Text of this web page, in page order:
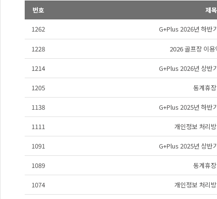
번호 제목
1262 G+Plus 2026년 하반
1228 2026 골프장 이
1214 G+Plus 2026년 상반
1205 동계휴
1138 G+Plus 2025년 하반
1111 개인정보 처리
1091 G+Plus 2025년 상반
1089 동계휴
1074 개인정보 처리